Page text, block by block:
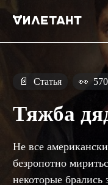
📄 Статья 👀
Тяжба
Не все
безропотно
некоторые